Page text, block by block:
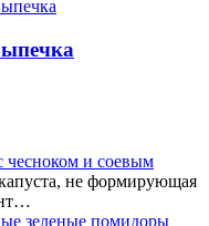
и соевым
не формирующая
зеленые помидоры